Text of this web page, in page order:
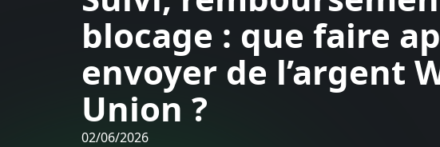
blocage : que faire
envoyer de l’argent
Union ?
02/06/2026